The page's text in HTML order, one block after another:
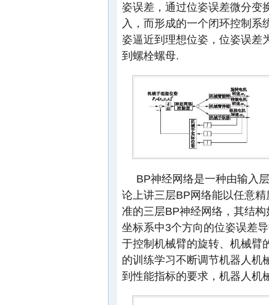
姿误差，通过位姿误差微分变
入，而形成的一个闭环控制
姿逼近到理想位姿，位姿误差
到螺栓螺母.
BP神经网络是一种由输入
论上讲三层BP网络能以任意
准的三层BP神经网络，其结构
坐标系中3个方向的位姿误差
于控制机械臂的旋转、机械臂
的训练学习不断调节机器人机
到性能指标的要求，机器人机